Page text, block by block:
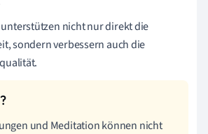
nicht nur direkt die
sondern verbessern auch die
und Meditation können nicht